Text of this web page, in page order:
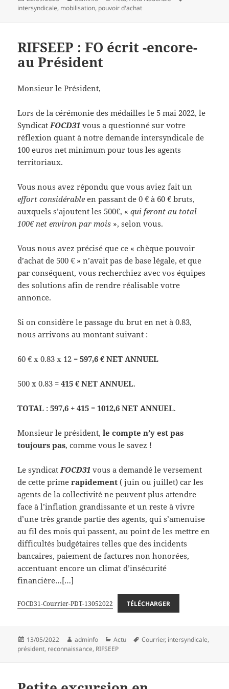
le
intersyndicale, mobilisation, pouvoir d'achat
RIFSEEP : FO écrit -encore-
au Président
Monsieur le Président,
Lors de la cérémonie des médailles le 5 mai 2022, le
Syndicat FOCD31 vous a questionné sur votre
réflexion quant à notre demande intersyndicale de
100 euros net minimum pour tous les agents
territoriaux.
Vous nous avez répondu que vous aviez fait un
effort considérable en passant de 0 € à 60 € bruts,
auxquels s’ajoutent les 500€, «qui feront au total
100€ net environ par mois », selon vous.
Vous nous avez précisé que ce « chèque pouvoir
d’achat de 500 € » n’avait pas de base légale, et que
par conséquent, vous recherchiez avec vos équipes
des solutions afin de rendre réalisable votre
annonce.
Si on considère le passage du brut en net à 0.83,
nous arrivons au montant suivant :
60 € x 0.83 x 12 =597,6 € NET ANNUEL
500 x 0.83 =415 € NET ANNUEL.
TOTAL :597,6 + 415 = 1012,6 NET ANNUEL.
Monsieur le président,le compte n’y est pas
toujours pas, comme vous le savez !
Le syndicat FOCD31 vous a demandé le versement
de cette primerapidement ( juin ou juillet) car les
agents de la collectivité ne peuvent plus attendre
face à l’inflation grandissante et un reste à vivre
d’une très grande partie des agents, qui s’amenuise
au fil des mois qui passent, au point de les mettre en
difficultés budgétaires telles que des incidents
bancaires, paiement de factures non honorées,
accentuant encore un climat d’insécurité
financière…[…]
FOCD31-Courrier-PDT-13052022 TÉLÉCHARGER
Publié
le
13/05/2022 Auteur
adminfo Catégories
Actu
Mots-
Courrier, intersyndicale,
président, reconnaissance, RIFSEEP